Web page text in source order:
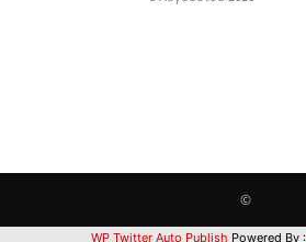
©
WP Twitter Auto Publish Powered By :